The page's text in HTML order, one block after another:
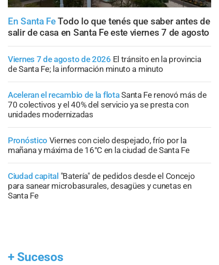
En Santa FeTodo lo que tenés que saber antes de
salir de casa en Santa Fe este viernes 7 de agosto
Viernes 7 de agosto de 2026 El tránsito en la provincia
de Santa Fe; la información minuto a minuto
Aceleran el recambio de la flotaSanta Fe renovó más de
70 colectivos y el 40% del servicio ya se presta con
unidades modernizadas
Pronóstico Viernes con cielo despejado, frío por la
mañana y máxima de 16°C en la ciudad de Santa Fe
Ciudad capital "Batería" de pedidos desde el Concejo
para sanear microbasurales, desagües y cunetas en
Santa Fe
+ Sucesos